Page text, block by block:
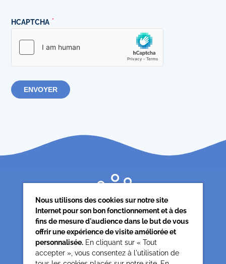
HCAPTCHA
Nous utilisons des cookies sur notre site
Internet pour son bon fonctionnement et à des
fins de mesure d'audience dans le but de vous
offrir une expérience de visite améliorée et
personnalisée. En cliquant sur « Tout
accepter », vous consentez à l'utilisation de